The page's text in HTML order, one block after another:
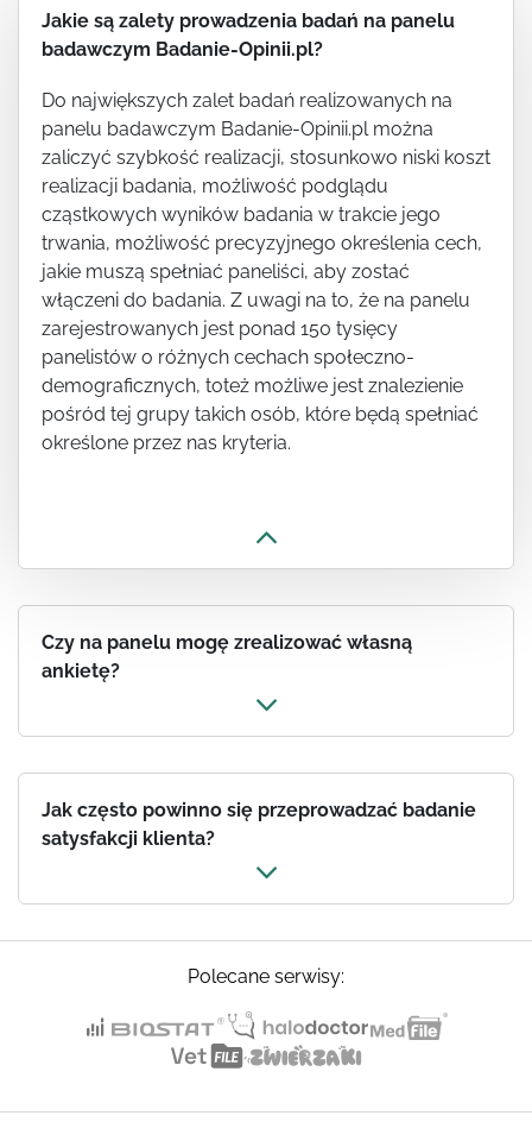
Jakie są zalety prowadzenia badań na panelu
badawczym Badanie-Opinii.pl?
Do największych zalet badań realizowanych na
panelu badawczym Badanie-Opinii.pl można
zaliczyć szybkość realizacji, stosunkowo niski koszt
realizacji badania, możliwość podglądu
cząstkowych wyników badania w trakcie jego
trwania, możliwość precyzyjnego określenia cech,
jakie muszą spełniać paneliści, aby zostać
włączeni do badania. Z uwagi na to, że na panelu
zarejestrowanych jest ponad 150 tysięcy
panelistów o różnych cechach społeczno-
demograficznych, toteż możliwe jest znalezienie
pośród tej grupy takich osób, które będą spełniać
określone przez nas kryteria.
Czy na panelu mogę zrealizować własną
ankietę?
Jak często powinno się przeprowadzać badanie
satysfakcji klienta?
Polecane serwisy: